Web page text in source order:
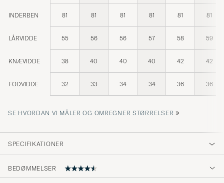
INDERBEN 81 81 81 81 81 81
LÅRVIDDE 55 56 56 57 58 59
KNÆVIDDE 38 40 40 40 42 42
FODVIDDE 32 33 34 34 36 36
SE HVORDAN VI MÅLER OG OMREGNER STØRRELSER »
SPECIFIKATIONER
BEDØMMELSER